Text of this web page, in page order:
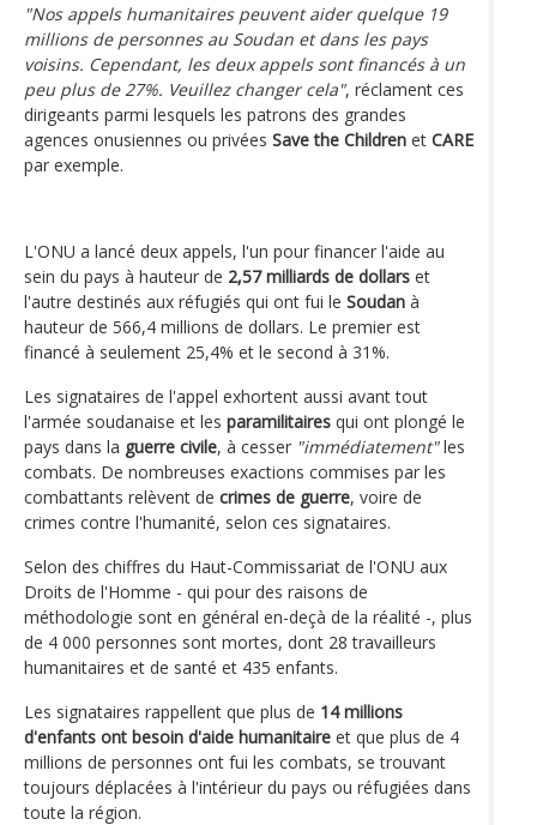
"Nos appels humanitaires peuvent aider quelque 19
millions de personnes au Soudan et dans les pays
voisins. Cependant, les deux appels sont financés à un
peu plus de 27%. Veuillez changer cela", réclament ces
dirigeants parmi lesquels les patrons des grandes
agences onusiennes ou privées Save the Children et CARE
par exemple.
L'ONU a lancé deux appels, l'un pour financer l'aide au
sein du pays à hauteur de 2,57 milliards de dollars et
l'autre destinés aux réfugiés qui ont fui le Soudan à
hauteur de 566,4 millions de dollars. Le premier est
financé à seulement 25,4% et le second à 31%.
Les signataires de l'appel exhortent aussi avant tout
l'armée soudanaise et les paramilitaires qui ont plongé le
pays dans la guerre civile, à cesser "immédiatement"les
combats. De nombreuses exactions commises par les
combattants relèvent de crimes de guerre, voire de
crimes contre l'humanité, selon ces signataires.
Selon des chiffres du Haut-Commissariat de l'ONU aux
Droits de l'Homme - qui pour des raisons de
méthodologie sont en général en-deçà de la réalité -, plus
de 4 000 personnes sont mortes, dont 28 travailleurs
humanitaires et de santé et 435 enfants.
Les signataires rappellent que plus de 14 millions
d'enfants ont besoin d'aide humanitaire et que plus de 4
millions de personnes ont fui les combats, se trouvant
toujours déplacées à l'intérieur du pays ou réfugiées dans
toute la région.